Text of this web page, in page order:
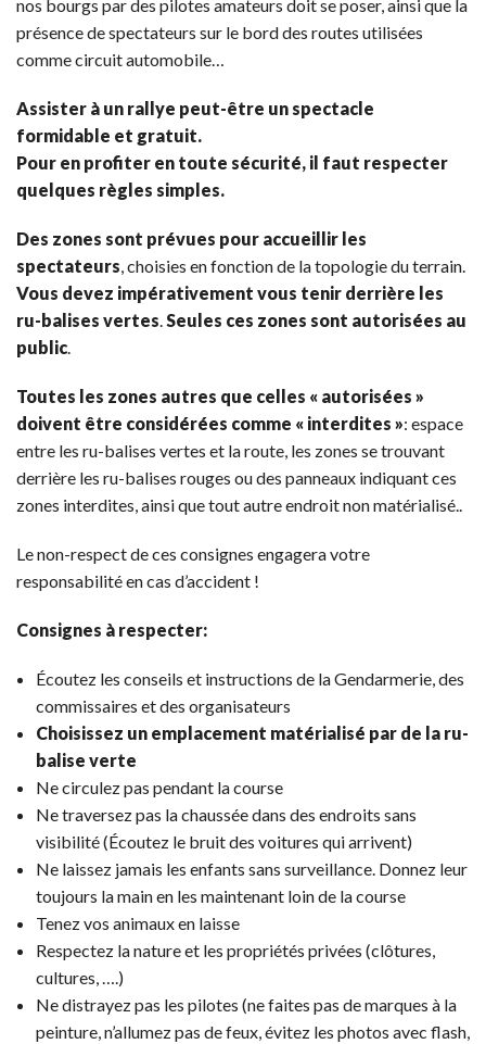
nos bourgs par des pilotes amateurs doit se poser, ainsi que la
présence de spectateurs sur le bord des routes utilisées
comme circuit automobile…
Assister à un rallye peut-être un spectacle
formidable et gratuit.
Pour en profiter en toute sécurité, il faut respecter
quelques règles simples.
Des zones sont prévues pour accueillir les
spectateurs, choisies en fonction de la topologie du terrain.
Vous devez impérativement vous tenir derrière les
ru-balises vertes.Seules ces zones sont autorisées au
public.
Toutes les zones autres que celles « autorisées »
doivent être considérées comme « interdites »: espace
entre les ru-balises vertes et la route, les zones se trouvant
derrière les ru-balises rouges ou des panneaux indiquant ces
zones interdites, ainsi que tout autre endroit non matérialisé..
Le non-respect de ces consignes engagera votre
responsabilité en cas d’accident !
Consignes à respecter:
Écoutez les conseils et instructions de la Gendarmerie, des
commissaires et des organisateurs
Choisissez un emplacement matérialisé par de la ru-
balise verte
Ne circulez pas pendant la course
Ne traversez pas la chaussée dans des endroits sans
visibilité (Écoutez le bruit des voitures qui arrivent)
Ne laissez jamais les enfants sans surveillance. Donnez leur
toujours la main en les maintenant loin de la course
Tenez vos animaux en laisse
Respectez la nature et les propriétés privées (clôtures,
cultures, ….)
Ne distrayez pas les pilotes (ne faites pas de marques à la
peinture, n’allumez pas de feux, évitez les photos avec flash,